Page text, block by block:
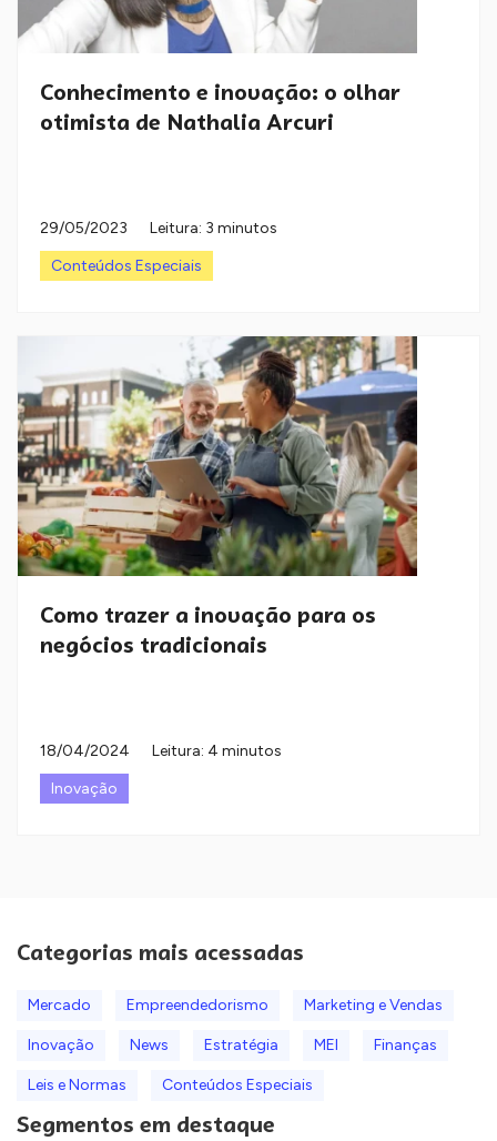
Conhecimento e inovação: o olhar
otimista de Nathalia Arcuri
29/05/2023
Leitura: 3 minutos
Conteúdos Especiais
Como trazer a inovação para os
negócios tradicionais
18/04/2024
Leitura: 4 minutos
Inovação
Categorias mais acessadas
Mercado Empreendedorismo Marketing e Vendas
Inovação News Estratégia MEI Finanças
Leis e Normas Conteúdos Especiais
Segmentos em destaque